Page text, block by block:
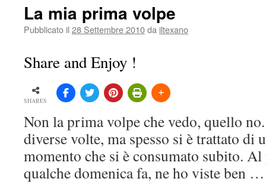
La mia prima volpe
Pubblicato il 28 Settembre 2010da iltexano
Share and Enjoy !
SHARES
Non la prima volpe che vedo, quello
diverse volte, ma spesso si è trattato di
momento che si è consumato subito.
qualche domenica fa, ne ho viste ben